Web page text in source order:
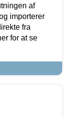
af
importerer
fra
for at se